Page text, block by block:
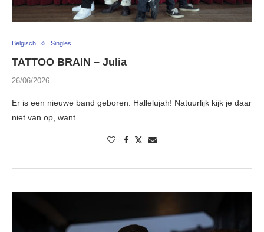
Belgisch Singles
TATTOO BRAIN – Julia
26/06/2026
Er is een nieuwe band geboren. Hallelujah! Natuurlijk kijk je daar
niet van op, want …